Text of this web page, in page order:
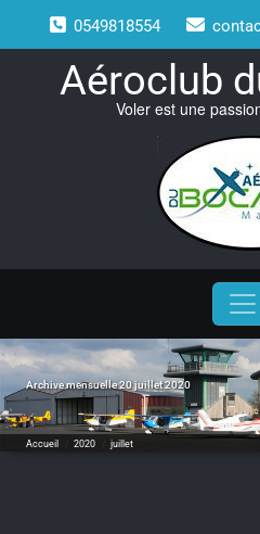
content
0549818554
Aéroclub
Voler est une
Archive mensuelle 20 juillet 2020
Accueil 2020 juillet